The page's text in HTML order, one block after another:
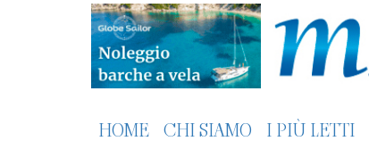
HOME CHI SIAMO I PIÙ LETTI